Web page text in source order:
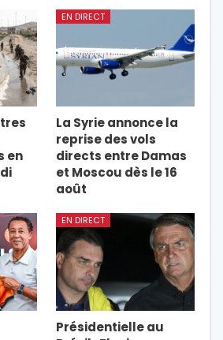
en
EN DIRECT
La Syrie annonce la
reprise des vols
directs entre Damas
et Moscou dès le 16
août
EN DIRECT
Présidentielle au